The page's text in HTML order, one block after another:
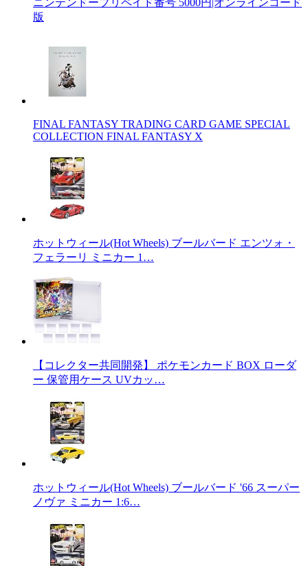
版
FINAL FANTASY TRADING CARD GAME SPECIAL
COLLECTION FINAL FANTASY X
ホットウィール(Hot Wheels) ブールバード エンツォ・
フェラーリ ミニカー 1…
【コレクター共同開発】 ポケモンカード BOX ローダ
ー 保管用ケース UVカッ…
ホットウィール(Hot Wheels) ブールバード '66 スーパー
ノヴァ ミニカー 1:6…